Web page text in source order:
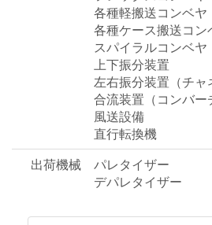
各種軽搬送コンベヤ
各種ケース搬送コン
スパイラルコンベヤ
上下振分装置
左右振分装置（チャ
合流装置（コンバー
風送設備
直行転換機
出荷機械
パレタイザー
デパレタイザー